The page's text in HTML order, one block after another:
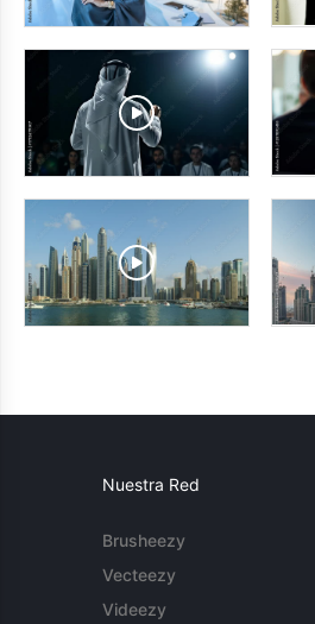
Nuestra Red
Brusheezy
Vecteezy
Videezy